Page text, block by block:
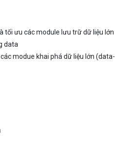
tối ưu các module lưu trữ dữ liệu lớn
data
modue khai phá dữ liệu lớn (data-